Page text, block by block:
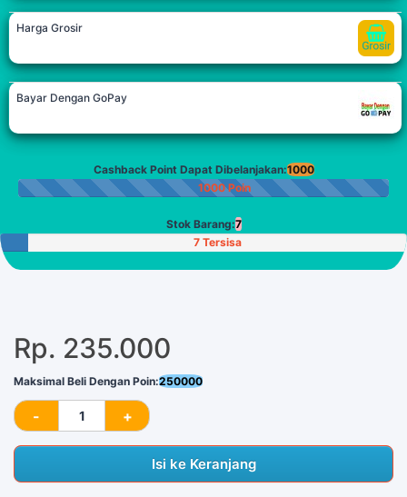
Harga Grosir
Bayar Dengan GoPay
Cashback Point Dapat Dibelanjakan:1000
1000 Poin
Stok Barang:7
7 Tersisa
Rp. 235.000
Maksimal Beli Dengan Poin:250000
Isi ke Keranjang